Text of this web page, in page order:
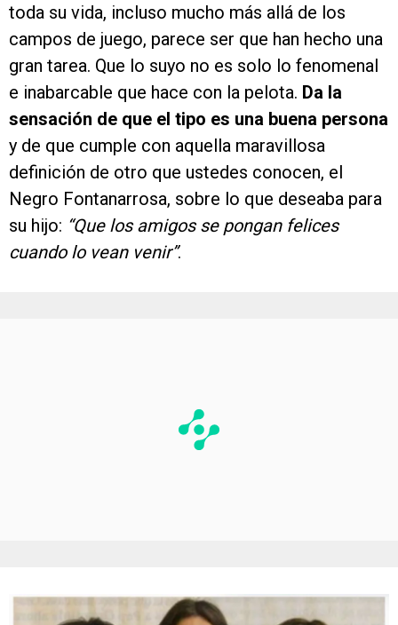
toda su vida, incluso mucho más allá de los
campos de juego, parece ser que han hecho una
gran tarea. Que lo suyo no es solo lo fenomenal
e inabarcable que hace con la pelota. Da la
sensación de que el tipo es una buena persona
y de que cumple con aquella maravillosa
definición de otro que ustedes conocen, el
Negro Fontanarrosa, sobre lo que deseaba para
su hijo: “Que los amigos se pongan felices
cuando lo vean venir”.